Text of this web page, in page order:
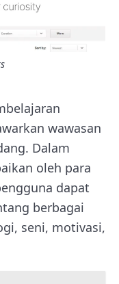
wawasan
Dalam
oleh para
dapat
berbagai
seni, motivasi,